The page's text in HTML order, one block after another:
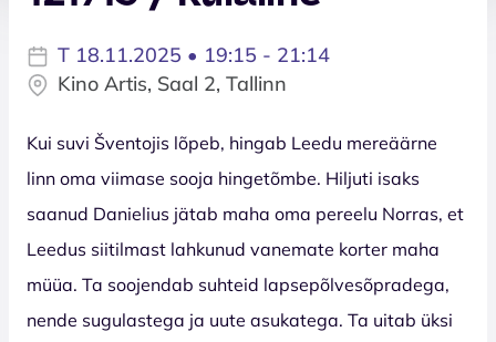
T 18.11.2025 • 19:15 - 21:14
Kino Artis, Saal 2, Tallinn
Kui suvi Šventojis lõpeb, hingab Leedu mereäärne
linn oma viimase sooja hingetõmbe. Hiljuti isaks
saanud Danielius jätab maha oma pereelu Norras, et
Leedus siitilmast lahkunud vanemate korter maha
müüa. Ta soojendab suhteid lapsepõlvesõpradega,
nende sugulastega ja uute asukatega. Ta uitab üksi